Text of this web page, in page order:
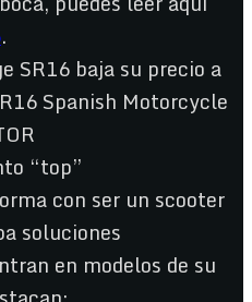
.
“top”
con ser un scooter
soluciones
en modelos de su